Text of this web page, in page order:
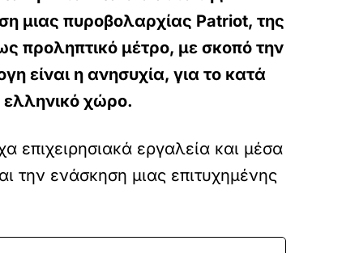
μιας πυροβολαρχίας Patriot, της
προληπτικό μέτρο, με σκοπό την
είναι η ανησυχία, για το κατά
χώρο.
επιχειρησιακά εργαλεία και μέσα
την ενάσκηση μιας επιτυχημένης